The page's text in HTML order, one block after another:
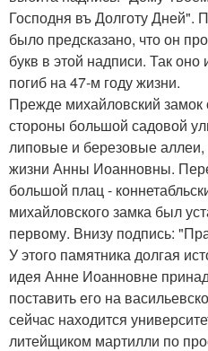
Господня въ Долготу Дней".
было предсказано, что он
букв в этой надписи. Так
погиб на 47-м году жизни.
Прежде михайловский
стороны большой садовой
липовые и березовые
жизни Анны Иоанновны.
большой плац -
михайловского замка был
первому. Внизу подпись:
У этого памятника долгая
идея Анне Иоанновне
поставить его на
сейчас находится
литейщиком мартилли по